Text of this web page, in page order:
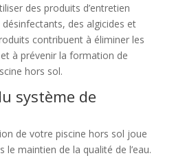
des produits d’entretien
des algicides et
contribuent à éliminer les
à prévenir la formation de
hors sol.
système de
de votre piscine hors sol joue
le maintien de la qualité de l’eau.